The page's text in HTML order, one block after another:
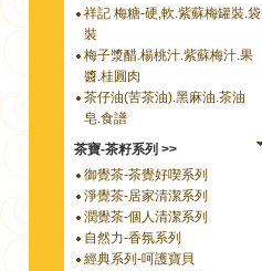
祥記 梅糖-硬,軟.紫蘇梅罐裝.袋
裝
梅子漿醋.楊桃汁.紫蘇梅汁.果
醬.桂圓肉
茶仔油(苦茶油).黑麻油.茶油
皂.食譜
茶寶-茶籽系列 >>
御覺茶-茶覺好喫系列
淨覺茶-居家清潔系列
潤覺茶-個人清潔系列
自然力-香氛系列
經典系列-呵護寶貝